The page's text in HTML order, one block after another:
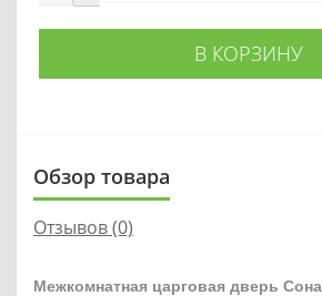
В КОРЗИНУ
Обзор товара
Отзывов (0)
Межкомнатная царговая дверь